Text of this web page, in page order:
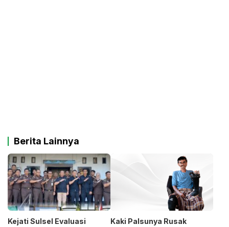
Berita Lainnya
Kejati Sulsel Evaluasi Kaki Palsunya Rusak